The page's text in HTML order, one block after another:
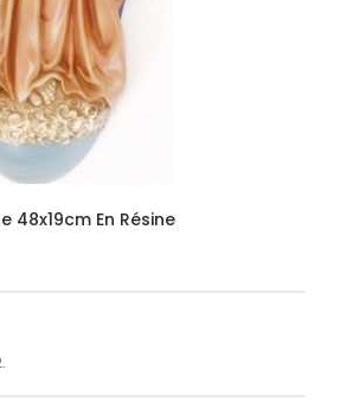
48x19cm En Résine